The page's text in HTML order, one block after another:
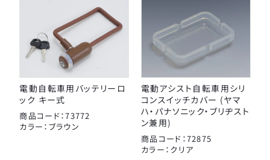
電動自転車用バッテリーロ
ック キー式
商品コード：73772
カラー：ブラウン
電動アシスト自転車用シリ
コンスイッチカバー (ヤマ
ハ・パナソニック・ブリヂスト
ン兼用)
商品コード：72875
カラー：クリア